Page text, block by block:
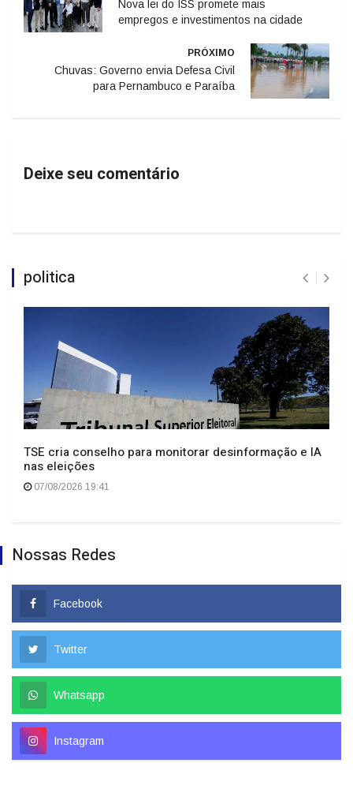
Nova lei do ISS promete mais
empregos e investimentos na cidade
PRÓXIMO
Chuvas: Governo envia Defesa Civil
para Pernambuco e Paraíba
Deixe seu comentário
politica
TSE cria conselho para monitorar desinformação e IA
nas eleições
07/08/2026 19:41
Nossas Redes
Facebook
Twitter
Whatsapp
Instagram